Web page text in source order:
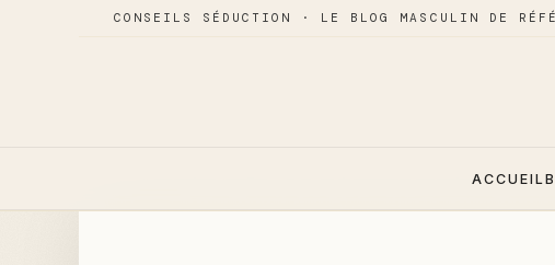
CONSEILS SÉDUCTION · LE BLOG MASCULIN DE
ACCUEIL